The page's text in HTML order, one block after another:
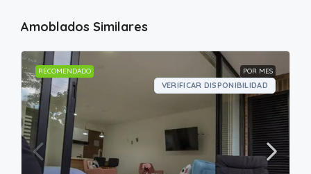
Amoblados Similares
RECOMENDADO POR MES
VERIFICAR DISPONIBILIDAD